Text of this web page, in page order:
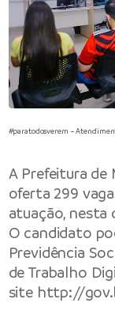
#paratodosverem –
A Prefeitura de
oferta 299
atuação, nesta
O candidato
Previdência
de Trabalho
site http://